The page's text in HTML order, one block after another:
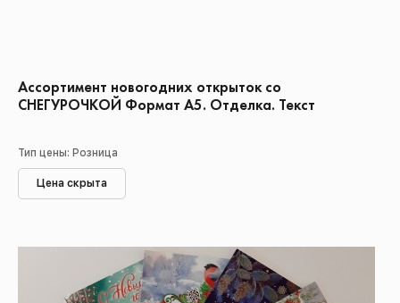
Ассортимент новогодних открыток со
СНЕГУРОЧКОЙ Формат А5. Отделка. Текст
Тип цены: Розница
Цена скрыта